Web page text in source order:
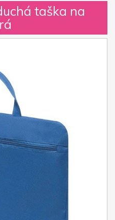
taška na